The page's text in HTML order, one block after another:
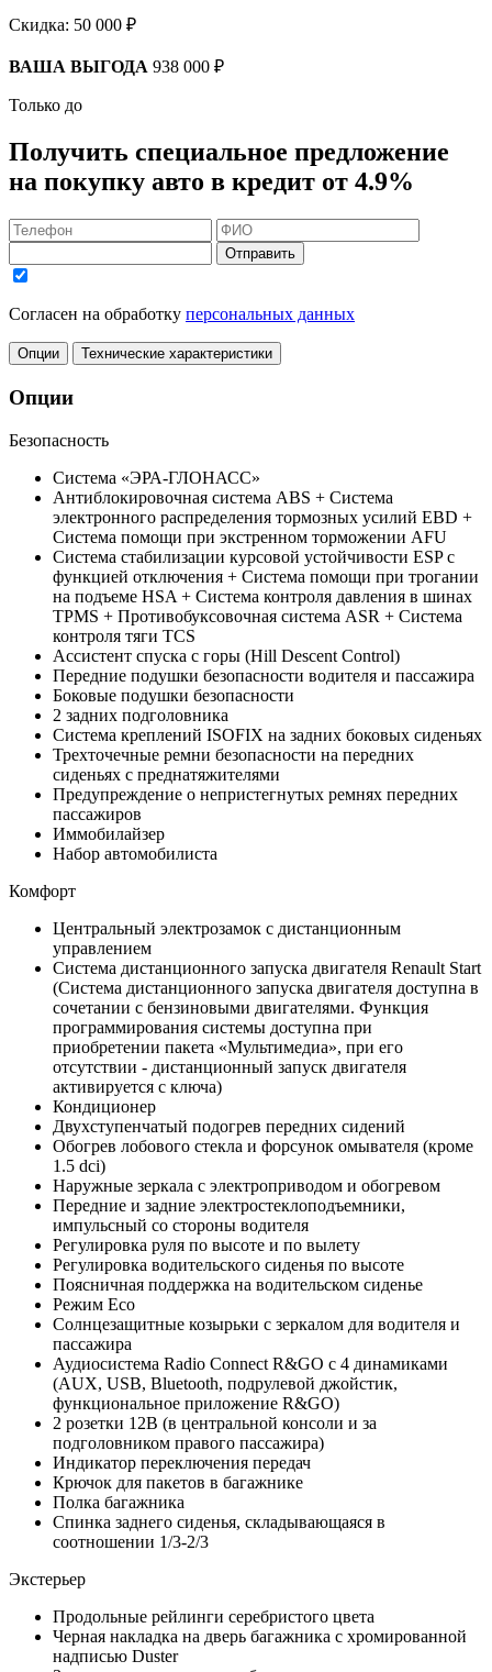
Скидка: 50 000 ₽
ВАША ВЫГОДА 938 000 ₽
Только до
Получить специальное предложение
на покупку авто в кредит от 4.9%
Отправить
Согласен на обработку персональных данных
Опции Технические характеристики
Опции
Безопасность
Система «ЭРА-ГЛОНАСС»
Антиблокировочная система ABS + Система
электронного распределения тормозных усилий EBD +
Система помощи при экстренном торможении AFU
Система стабилизации курсовой устойчивости ESP с
функцией отключения + Система помощи при трогании
на подъеме HSA + Система контроля давления в шинах
TPMS + Противобуксовочная система ASR + Система
контроля тяги TCS
Ассистент спуска с горы (Hill Descent Control)
Передние подушки безопасности водителя и пассажира
Боковые подушки безопасности
2 задних подголовника
Система креплений ISOFIX на задних боковых сиденьях
Трехточечные ремни безопасности на передних
сиденьях с преднатяжителями
Предупреждение о непристегнутых ремнях передних
пассажиров
Иммобилайзер
Набор автомобилиста
Комфорт
Центральный электрозамок с дистанционным
управлением
Система дистанционного запуска двигателя Renault Start
(Система дистанционного запуска двигателя доступна в
сочетании с бензиновыми двигателями. Функция
программирования системы доступна при
приобретении пакета «Мультимедиа», при его
отсутствии - дистанционный запуск двигателя
активируется с ключа)
Кондиционер
Двухступенчатый подогрев передних сидений
Обогрев лобового стекла и форсунок омывателя (кроме
1.5 dci)
Наружные зеркала с электроприводом и обогревом
Передние и задние электростеклоподъемники,
импульсный со стороны водителя
Регулировка руля по высоте и по вылету
Регулировка водительского сиденья по высоте
Поясничная поддержка на водительском сиденье
Режим Eco
Солнцезащитные козырьки с зеркалом для водителя и
пассажира
Аудиосистема Radio Connect R&GO с 4 динамиками
(AUX, USB, Bluetooth, подрулевой джойстик,
функциональное приложение R&GO)
2 розетки 12В (в центральной консоли и за
подголовником правого пассажира)
Индикатор переключения передач
Крючок для пакетов в багажнике
Полка багажника
Спинка заднего сиденья, складывающаяся в
соотношении 1/3-2/3
Экстерьер
Продольные рейлинги серебристого цвета
Черная накладка на дверь багажника с хромированной
надписью Duster